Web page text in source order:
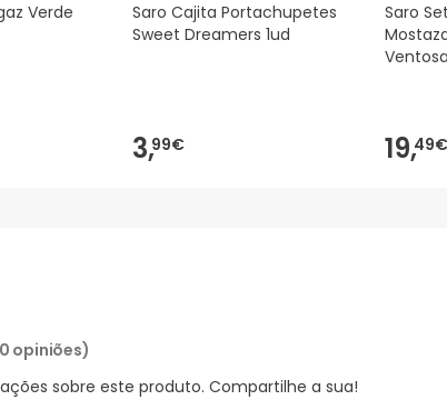
Verde
Saro Cajita Portachupetes
Sweet Dreamers 1ud
3,99€
Saro
Ventosa
19,49€
opiniões)
sobre este produto. Compartilhe a sua!